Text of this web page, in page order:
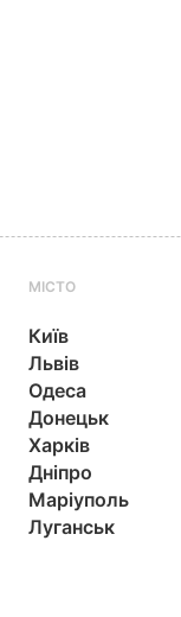
МІСТО
Київ
Львів
Одеса
Донецьк
Харків
Дніпро
Маріуполь
Луганськ